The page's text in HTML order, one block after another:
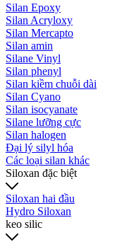
Silan Epoxy
Silan Acryloxy
Silan Mercapto
Silan amin
Silane Vinyl
Silan phenyl
Silan kiềm chuỗi dài
Silan Cyano
Silan isocyanate
Silane lưỡng cực
Silan halogen
Đại lý silyl hóa
Các loại silan khác
Siloxan đặc biệt
Siloxan hai đầu
Hydro Siloxan
keo silic